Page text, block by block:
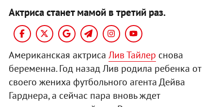
Актриса станет мамой в третий раз.
Американская актриса Лив Тайлер снова
беременна. Год назад Лив родила ребенка от
своего жениха футбольного агента Дейва
Гарднера, а сейчас пара вновь ждет